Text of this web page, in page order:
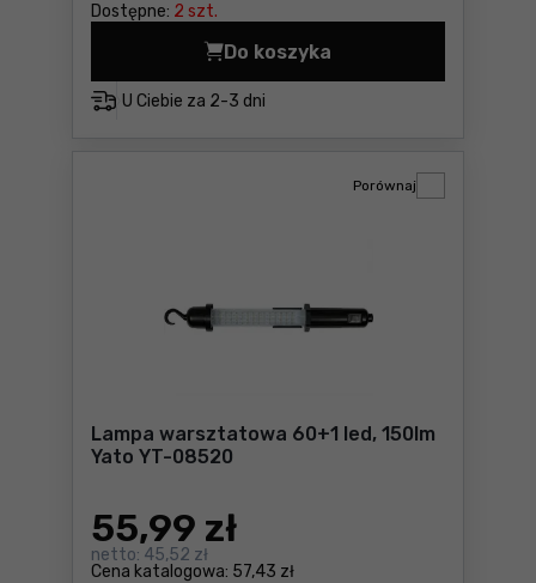
Dostępne: 2 szt.
U Ciebie za 2-3 dni
Do koszyka
Latarka czołowa CREE
Lampa warsztatowa 60+1 led, 150lm
Yato YT-08520
Cena katalogowa: 57,43 zł
55,99 zł
netto: 45,52 zł
Porównaj